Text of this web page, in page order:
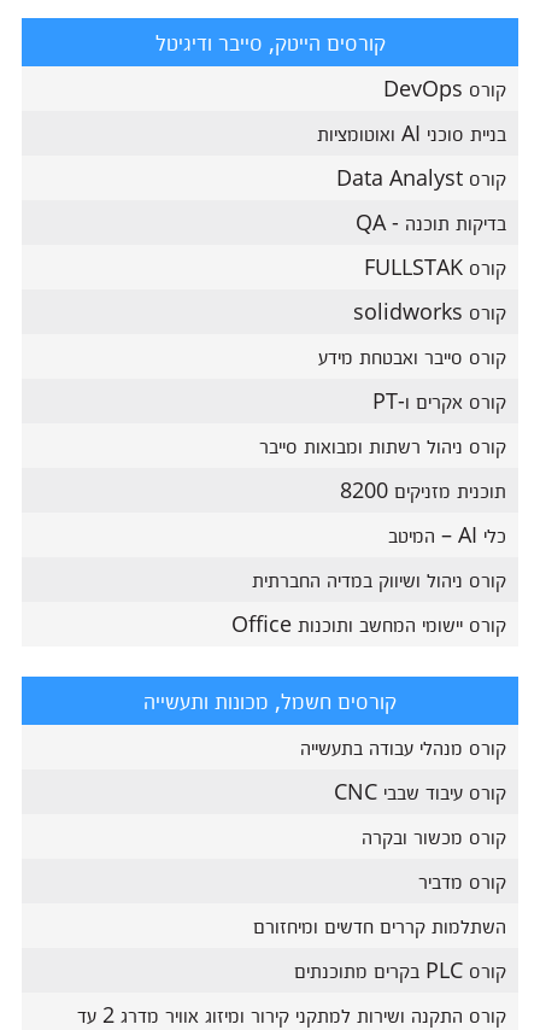
קורסים הייטק, סייבר ודיגיטל
קורס DevOps
בניית סוכני AI ואוטומציות
קורס Data Analyst
בדיקות תוכנה - QA
קורס FULLSTAK
קורס solidworks
קורס סייבר ואבטחת מידע
קורס אקרים ו-PT
קורס ניהול רשתות ומבואות סייבר
תוכנית מזניקים 8200
כלי AI – המיטב
קורס ניהול ושיווק במדיה החברתית
קורס יישומי המחשב ותוכנות Office
קורסים חשמל, מכונות ותעשייה
קורס מנהלי עבודה בתעשייה
קורס עיבוד שבבי CNC
קורס מכשור ובקרה
קורס מדביר
השתלמות קררים חדשים ומיחזורם
קורס PLC בקרים מתוכנתים
קורס התקנה ושירות למתקני קירור ומיזוג אוויר מדרג 2 עד